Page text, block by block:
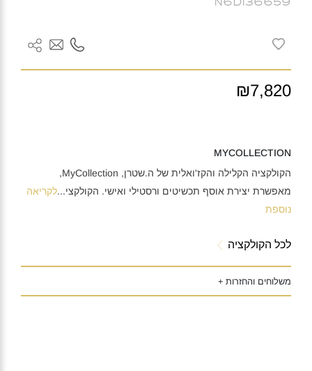
₪7,820
MYCOLLECTION
הקולקציה הקלילה והקז'ואלית של ה.שטרן, MyCollection,
מאפשרת יצירת אוסף תכשיטים ורסטילי ואישי. הקולקצי...לקריאה
נוספת
לכל הקולקציה
משלוחים והחזרות +